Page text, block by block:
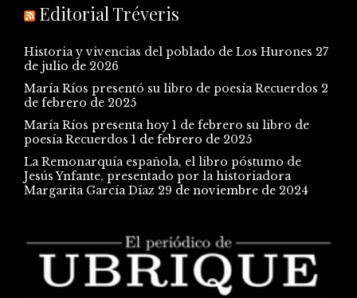
Editorial Tréveris
Historia y vivencias del poblado de Los Hurones 27
de julio de 2026
María Ríos presentó su libro de poesía Recuerdos 2
de febrero de 2025
María Ríos presenta hoy 1 de febrero su libro de
poesía Recuerdos 1 de febrero de 2025
La Remonarquía española, el libro póstumo de
Jesús Ynfante, presentado por la historiadora
Margarita García Díaz 29 de noviembre de 2024